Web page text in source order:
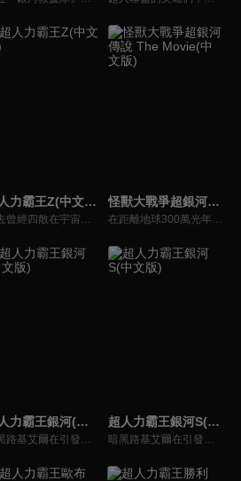
超人力霸王Z(中文版) 怪獸大戰爭超銀河傳說 The Movie(中文版)
超人力霸王銀河(中文版)
暗黑路基艾爾在引發的暗黑火花戰爭中用擁有讓所有生物陷入時間停歇的暗黑波動將所有的超人力霸王，怪獸和宇宙人變成人偶，後在突然出現的超人力霸王銀河導致兩敗俱傷，雙方因能力用盡而進入沉睡狀態…
超人力霸王銀河S(中文版)
暗黑路基艾爾在引發的暗黑火花戰爭中，用擁有讓所有生物陷入時間停歇的暗黑波動將所有的超人力霸王，怪獸和宇宙人變成人偶，後在突然出現的超人力霸王銀河導致兩敗俱傷，雙方因能力用盡而進入沉睡狀態。人偶變成流星降落到地球上，從外國回來的禮堂光命運般的被選中為超人力霸王銀河的繼承者。